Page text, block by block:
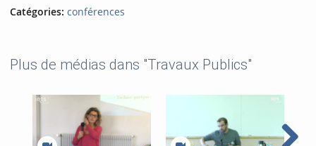
Catégories: conférences
Plus de médias dans "Travaux Publics"